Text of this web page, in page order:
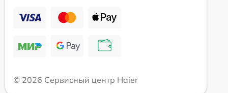
© 2026 Сервисный центр Haier